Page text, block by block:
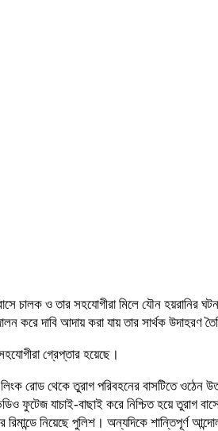
চালক ও তার সহযোগীরা মিলে যৌন হয়রানির
করে দাবি আদায় করা যায় তার সার্থক উদাহরণ
গ্রেপ্তার হয়েছে।
রোড থেকে তুরাগ পরিবহনের বাসটিতে ওঠেন
ফুটেজ যাচাই-বাছাই করে নিশ্চিত হয়ে
রিমান্ডে নিয়েছে পুলিশ। অন্যদিকে শান্তিপূর্ণ